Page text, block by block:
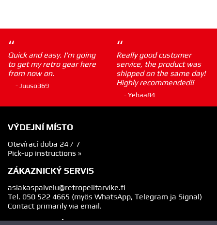
“
Quick and easy. I'm going
to get my retro gear here
from now on.
- Juuso369
“
Really good customer
service, the product was
shipped on the same day!
Highly recommended!!
- Yehaa84
VÝDEJNÍ MÍSTO
Otevírací doba 24 / 7
Pick-up instructions »
ZÁKAZNICKÝ SERVIS
asiakaspalvelu@retropelitarvike.fi
Tel. 050 522 4665 (myös WhatsApp, Telegram ja Signal)
Contact primarily via email.